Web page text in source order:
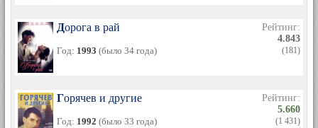
Дорога в рай
Год: 1993 (было 34 года)
Рейтинг:
4.843
(181)
Горячев и другие
Год: 1992 (было 33 года)
Рейтинг:
5.660
(1 431)